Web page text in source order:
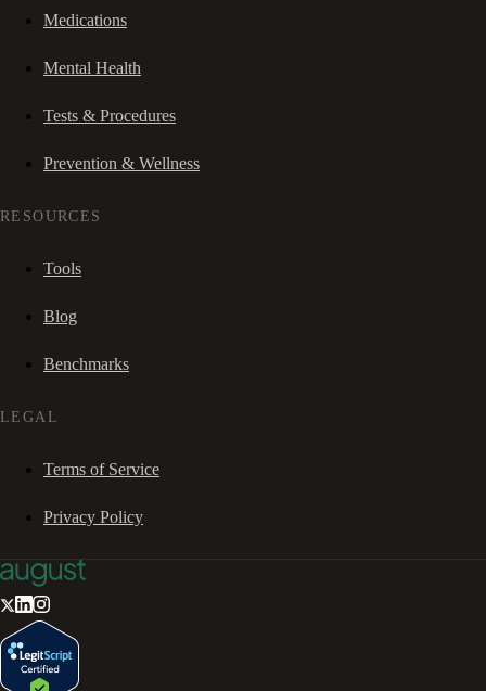
Medications
Mental Health
Tests & Procedures
Prevention & Wellness
RESOURCES
Tools
Blog
Benchmarks
LEGAL
Terms of Service
Privacy Policy